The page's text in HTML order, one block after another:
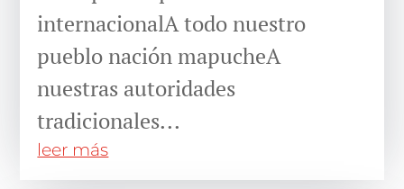
internacionalA todo nuestro
pueblo nación mapucheA
nuestras autoridades
tradicionales...
leer más